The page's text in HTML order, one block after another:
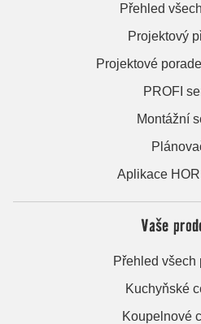
Přehled
Projektový
Projektové
PROFI
Montážní
Aplikace
Vaše
Přehled všech
Kuchyňské
Koupelnové